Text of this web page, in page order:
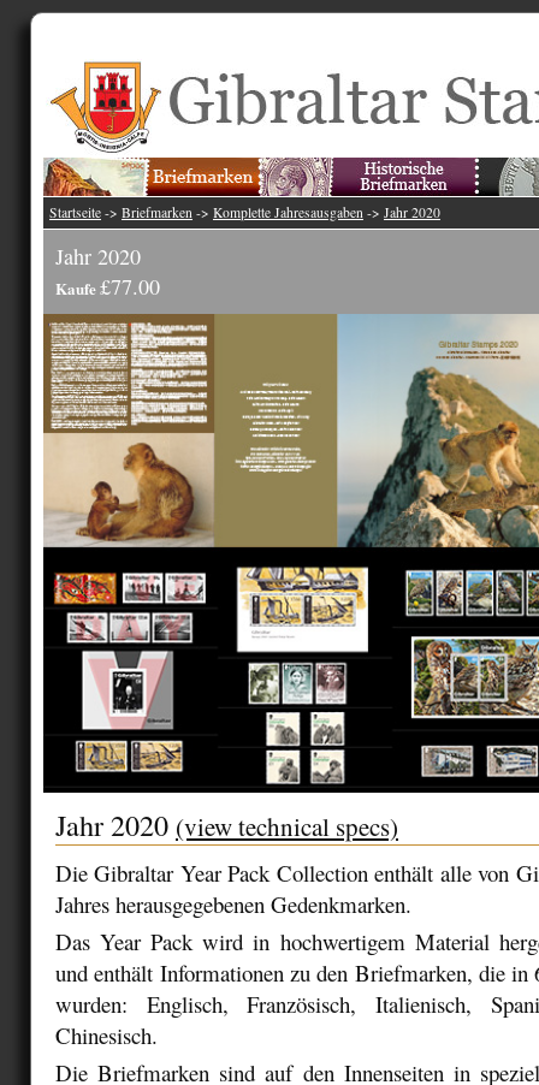
Startseite -> Briefmarken -> Komplette Jahresausgaben -> Jahr 2020
Jahr 2020
Kaufe£77.00
Jahr 2020 (view technical specs)
Die Gibraltar Year Pack Collection enthält alle von
Jahres herausgegebenen Gedenkmarken.
Das Year Pack wird in hochwertigem Material
und enthält Informationen zu den Briefmarken, die in
wurden: Englisch, Französisch, Italienisch,
Chinesisch.
Die Briefmarken sind auf den Innenseiten in